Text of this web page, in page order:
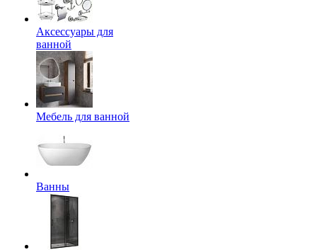
Аксессуары для
ванной
Мебель для ванной
Ванны